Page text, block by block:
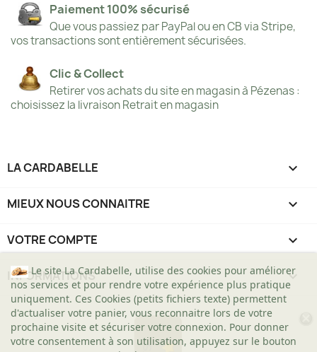
Paiement 100% sécurisé
Que vous passiez par PayPal ou en CB via Stripe,
vos transactions sont entièrement sécurisées.
Clic & Collect
Retirer vos achats du site en magasin à Pézenas :
choisissez la livraison Retrait en magasin
Le site La Cardabelle, utilise des cookies pour améliorer
nos services et pour rendre votre expérience plus pratique
uniquement. Ces Cookies (petits fichiers texte) permettent
d'actualiser votre panier, vous reconnaitre lors de votre
prochaine visite et sécuriser votre connexion. Pour donner
votre consentement à son utilisation, appuyez sur le bouton
LA CARDABELLE 
MIEUX NOUS CONNAITRE 
VOTRE COMPTE 
INFORMATIONS keyboard_arrow_down